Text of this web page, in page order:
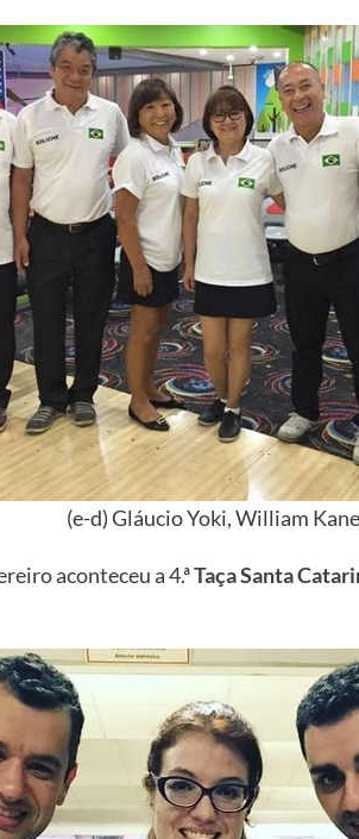
(e-d) Gláucio Yoki, William
aconteceu a 4.ªTaça Santa